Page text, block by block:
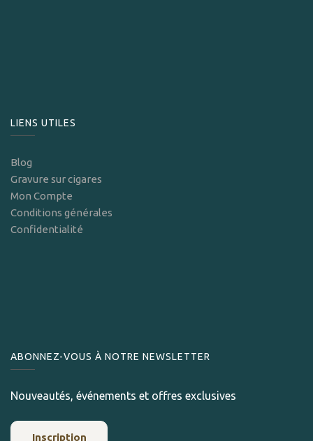
LIENS UTILES
Blog
Gravure sur cigares
Mon Compte
Conditions générales
Confidentialité
ABONNEZ-VOUS À NOTRE NEWSLETTER
Nouveautés, événements et offres exclusives
Inscription